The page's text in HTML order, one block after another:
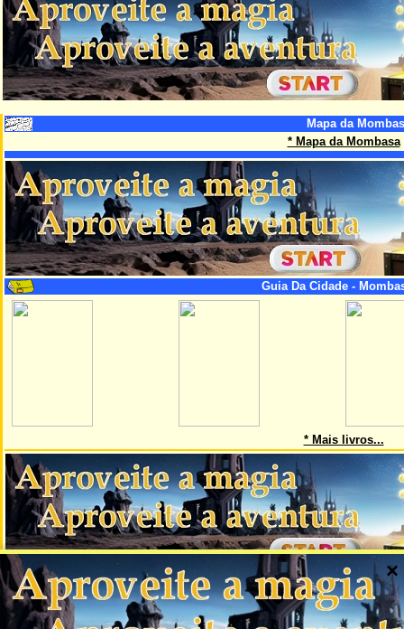
Mapa da
* Mapa da Mombasa
Guia Da Cidade -
* Mais livros...
Esta página é uma parte do projeto AskMaps, que cria mapas de
cidades mundiais grandes. Os mapas cobrem parte importante de cada
cidade, monumentos importantes e freqüentemente também
transportes públicos, alojamento, restaurantes e mais. Nesta página
×